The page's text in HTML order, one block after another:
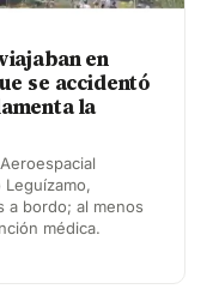
en
se accidentó
la
a bordo; al menos
médica.